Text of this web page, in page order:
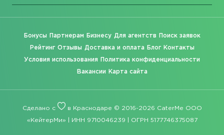
Бонусы Партнерам Бизнесу Для агентств Поиск заявок
Рейтинг Отзывы Доставка и оплата Блог Контакты
Условия использования Политика конфиденциальности
Вакансии Карта сайта
Сделано с в Краснодаре © 2016-2026 CaterMe ООО
«КейтерМи» | ИНН 9710046239 | ОГРН 5177746375087